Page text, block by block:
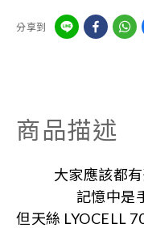
分享到
商品描述
大家應該都
記憶中是
但天絲 LYOCELL